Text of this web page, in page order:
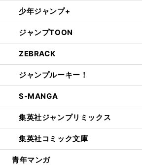
少年ジャンプ+
ジャンプTOON
ZEBRACK
ジャンプルーキー！
S-MANGA
集英社ジャンプリミックス
集英社コミック文庫
青年マンガ